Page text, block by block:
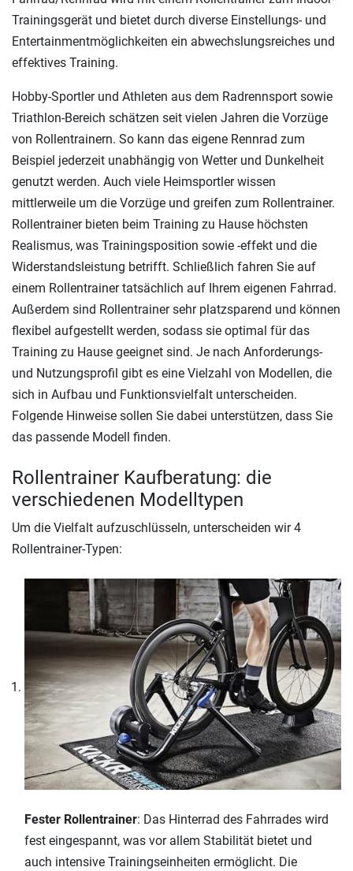
Trainingsgerät und bietet durch diverse Einstellungs- und
Entertainmentmöglichkeiten ein abwechslungsreiches und
effektives Training.
Hobby-Sportler und Athleten aus dem Radrennsport sowie
Triathlon-Bereich schätzen seit vielen Jahren die Vorzüge
von Rollentrainern. So kann das eigene Rennrad zum
Beispiel jederzeit unabhängig von Wetter und Dunkelheit
genutzt werden. Auch viele Heimsportler wissen
mittlerweile um die Vorzüge und greifen zum Rollentrainer.
Rollentrainer bieten beim Training zu Hause höchsten
Realismus, was Trainingsposition sowie -effekt und die
Widerstandsleistung betrifft. Schließlich fahren Sie auf
einem Rollentrainer tatsächlich auf Ihrem eigenen Fahrrad.
Außerdem sind Rollentrainer sehr platzsparend und können
flexibel aufgestellt werden, sodass sie optimal für das
Training zu Hause geeignet sind. Je nach Anforderungs-
und Nutzungsprofil gibt es eine Vielzahl von Modellen, die
sich in Aufbau und Funktionsvielfalt unterscheiden.
Folgende Hinweise sollen Sie dabei unterstützen, dass Sie
das passende Modell finden.
Rollentrainer Kaufberatung: die
verschiedenen Modelltypen
Um die Vielfalt aufzuschlüsseln, unterscheiden wir 4
Rollentrainer-Typen:
Fester Rollentrainer: Das Hinterrad des Fahrrades wird
fest eingespannt, was vor allem Stabilität bietet und
auch intensive Trainingseinheiten ermöglicht. Die